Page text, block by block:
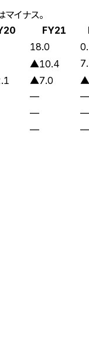
イナス。
FY21
18.0
▲10.4
▲7.0
— —
— —
— —